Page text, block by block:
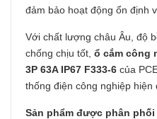
đảm bảo hoạt động ổn định
Với chất lượng châu Âu, độ
chống chịu tốt, ổ cắm công
3P 63A IP67 F333-6 của
thống điện công nghiệp hiện
Sản phẩm được phân